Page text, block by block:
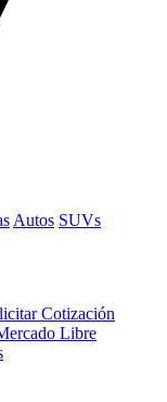
Autos SUVs
Cotización
Libre